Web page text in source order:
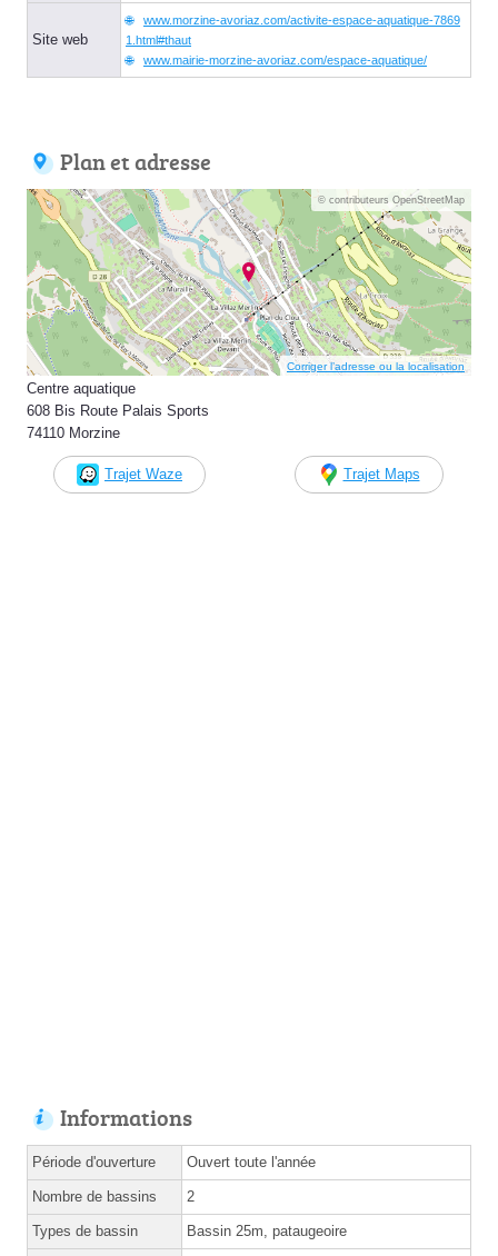
Site web
www.morzine-avoriaz.com/activite-espace-aquatique-7869
1.html#thaut
www.mairie-morzine-avoriaz.com/espace-aquatique/
Plan et adresse
© contributeurs OpenStreetMap
Corriger l’adresse ou la localisation
Centre aquatique
608 Bis Route Palais Sports
74110 Morzine
Trajet Waze Trajet Maps
Informations
Période d'ouverture Ouvert toute l'année
Nombre de bassins 2
Types de bassin Bassin 25m, pataugeoire